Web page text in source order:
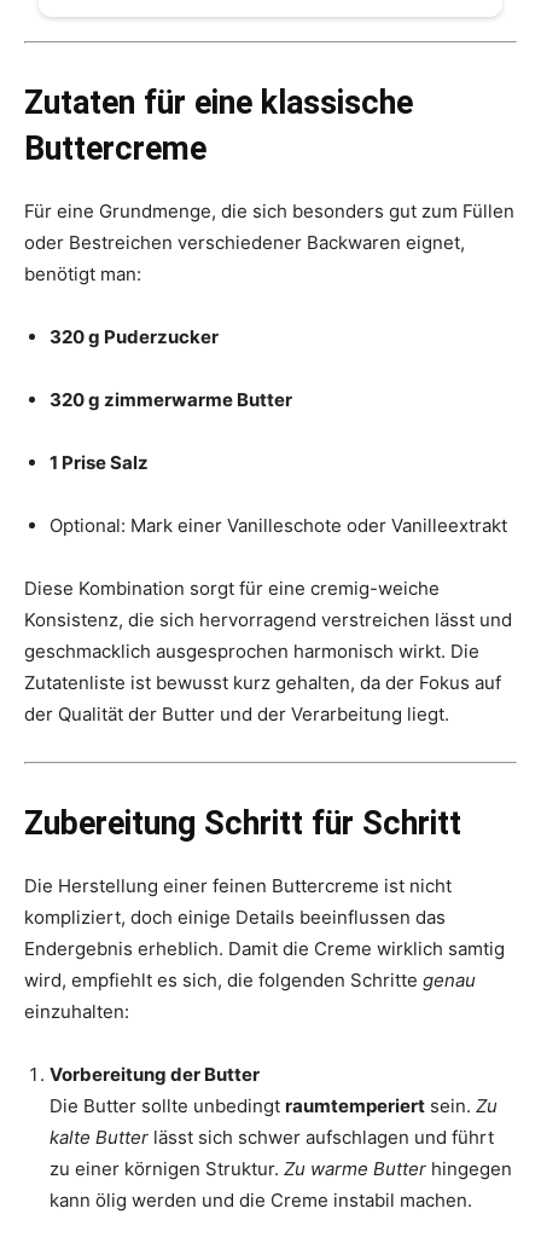
Zutaten für eine klassische
Buttercreme
Für eine Grundmenge, die sich besonders gut zum Füllen
oder Bestreichen verschiedener Backwaren eignet,
benötigt man:
320 g Puderzucker
320 g zimmerwarme Butter
1 Prise Salz
Optional: Mark einer Vanilleschote oder Vanilleextrakt
Diese Kombination sorgt für eine cremig-weiche
Konsistenz, die sich hervorragend verstreichen lässt und
geschmacklich ausgesprochen harmonisch wirkt. Die
Zutatenliste ist bewusst kurz gehalten, da der Fokus auf
der Qualität der Butter und der Verarbeitung liegt.
Zubereitung Schritt für Schritt
Die Herstellung einer feinen Buttercreme ist nicht
kompliziert, doch einige Details beeinflussen das
Endergebnis erheblich. Damit die Creme wirklich samtig
wird, empfiehlt es sich, die folgenden Schritte genau
einzuhalten:
Vorbereitung der Butter
Die Butter sollte unbedingt raumtemperiert sein. Zu
kalte Butter lässt sich schwer aufschlagen und führt
zu einer körnigen Struktur. Zu warme Butter hingegen
kann ölig werden und die Creme instabil machen.